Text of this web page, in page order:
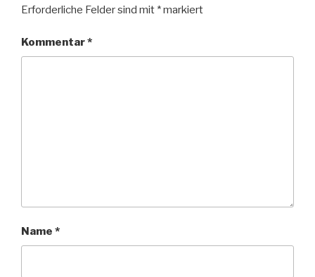
Erforderliche Felder sind mit *markiert
Kommentar*
Name *